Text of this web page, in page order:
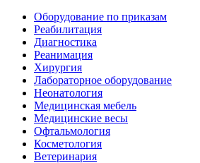
Оборудование по приказам
Реабилитация
Диагностика
Реанимация
Хирургия
Лабораторное оборудование
Неонатология
Медицинская мебель
Медицинские весы
Офтальмология
Косметология
Ветеринария